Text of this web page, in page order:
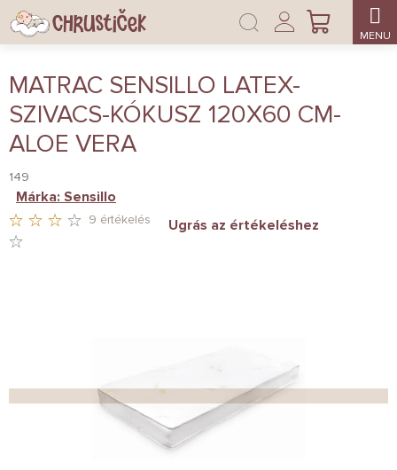
Ugrás
fő
KOSÁR
Bejelentkezés
MATRAC SENSILLO LATEX-
SZIVACS-KÓKUSZ 120X60 CM-
ALOE VERA
149
CSILLAG.
9 értékelés Ugrás az értékeléshez
Márka: Sensillo